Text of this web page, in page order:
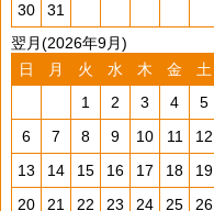
30
31
翌月(2026年9月)
日
月 火 水 木 金
土
1
2 3 4
5
6
7 8 9 10 11
12
13
14 15 16 17 18
19
20
21 22 23 24 25
26